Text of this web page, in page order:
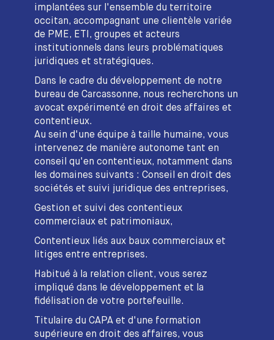
implantées sur l'ensemble du territoire
occitan, accompagnant une clientèle variée
de PME, ETI, groupes et acteurs
institutionnels dans leurs problématiques
juridiques et stratégiques.
Dans le cadre du développement de notre
bureau de Carcassonne, nous recherchons un
avocat expérimenté en droit des affaires et
contentieux.
Au sein d'une équipe à taille humaine, vous
intervenez de manière autonome tant en
conseil qu'en contentieux, notamment dans
les domaines suivants : Conseil en droit des
sociétés et suivi juridique des entreprises,
Gestion et suivi des contentieux
commerciaux et patrimoniaux,
Contentieux liés aux baux commerciaux et
litiges entre entreprises.
Habitué à la relation client, vous serez
impliqué dans le développement et la
fidélisation de votre portefeuille.
Titulaire du CAPA et d'une formation
supérieure en droit des affaires, vous